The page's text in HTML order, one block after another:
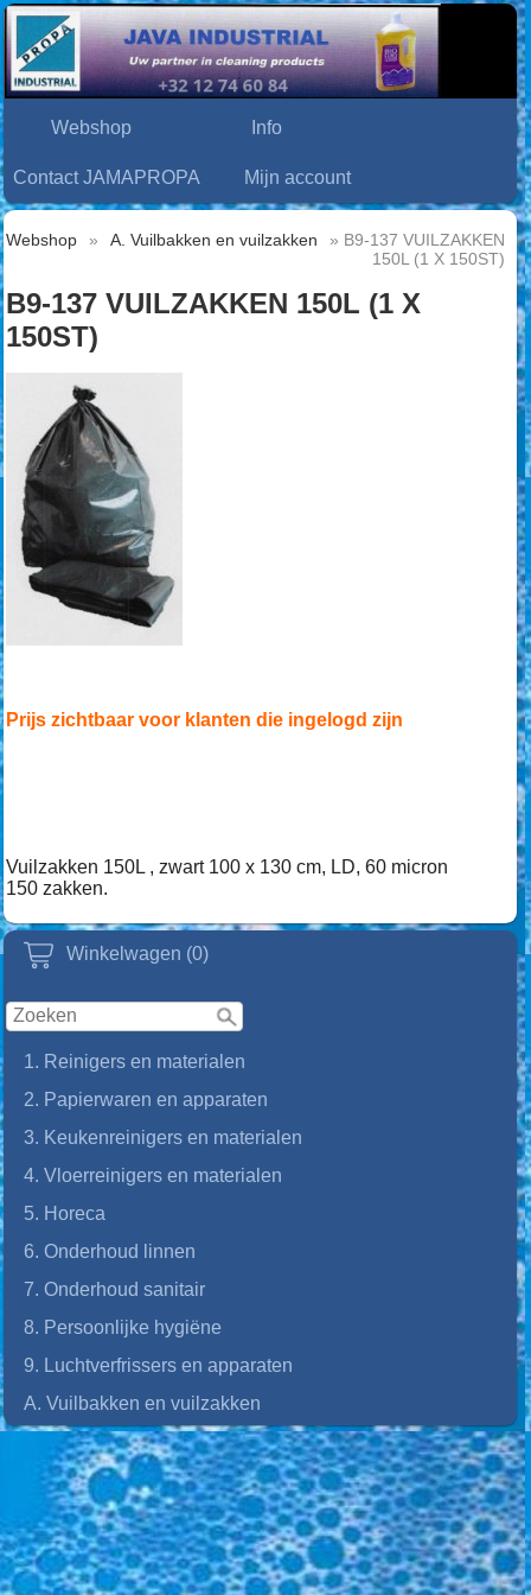
Webshop Info
Contact JAMAPROPA Mijn account
Winkelwagen (0)
1. Reinigers en materialen
2. Papierwaren en apparaten
3. Keukenreinigers en materialen
4. Vloerreinigers en materialen
5. Horeca
6. Onderhoud linnen
7. Onderhoud sanitair
8. Persoonlijke hygiëne
9. Luchtverfrissers en apparaten
A. Vuilbakken en vuilzakken
Webshop » A. Vuilbakken en vuilzakken
» B9-137 VUILZAKKEN
150L (1 X 150ST)
B9-137 VUILZAKKEN 150L (1 X
150ST)
Prijs zichtbaar voor klanten die ingelogd zijn
Vuilzakken 150L , zwart 100 x 130 cm, LD, 60 micron
150 zakken.